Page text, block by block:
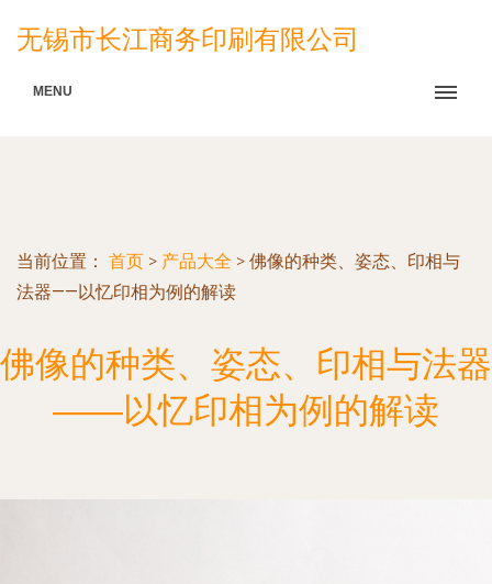
无锡市长江商务印刷有限公司
MENU
当前位置： 首页 > 产品大全 > 佛像的种类、姿态、印相与
法器——以忆印相为例的解读
佛像的种类、姿态、印相与法器
——以忆印相为例的解读